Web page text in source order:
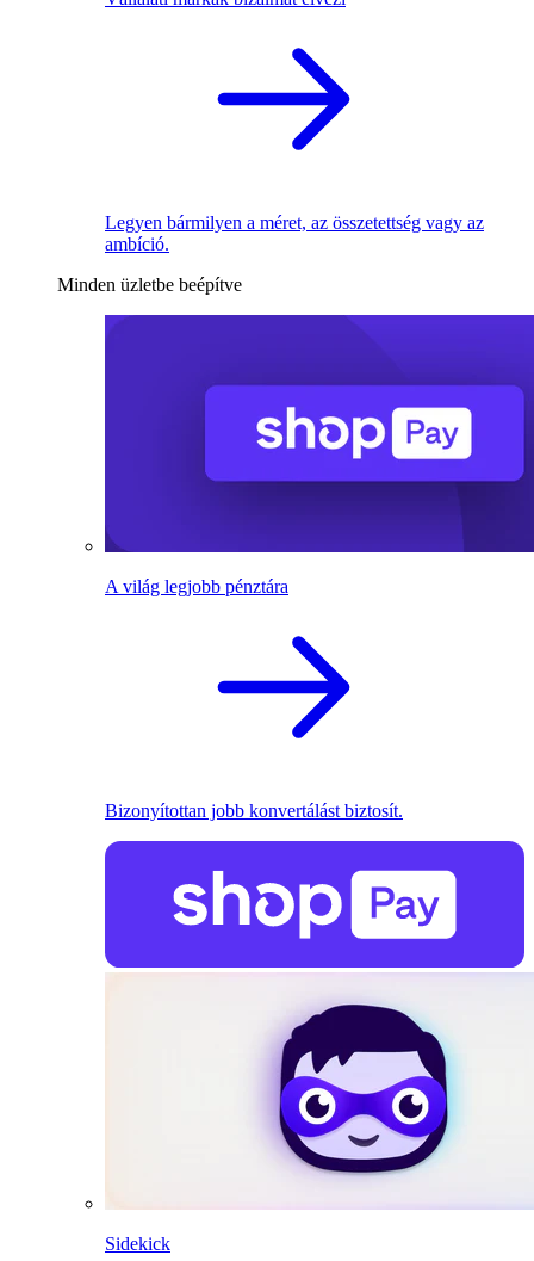
Legyen bármilyen a méret, az összetettség vagy az
ambíció.
Minden üzletbe beépítve
A világ legjobb pénztára
Bizonyítottan jobb konvertálást biztosít.
Sidekick